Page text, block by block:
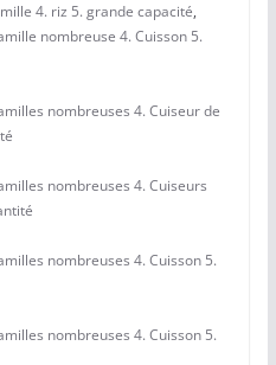
4. riz 5. grande capacité,
nombreuse 4. Cuisson 5.
nombreuses 4. Cuiseur de
nombreuses 4. Cuiseurs
nombreuses 4. Cuisson 5.
nombreuses 4. Cuisson 5.